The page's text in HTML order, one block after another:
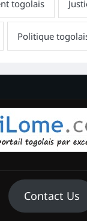
Contact Us